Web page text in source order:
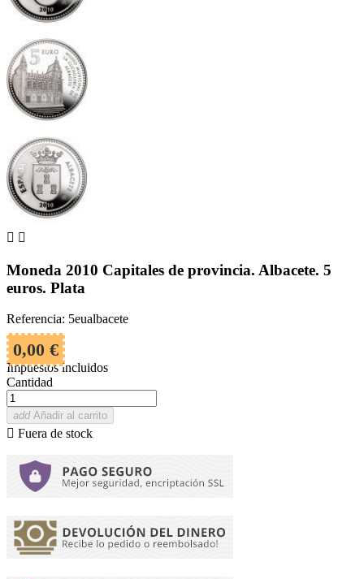
 
Moneda 2010 Capitales de provincia. Albacete. 5
euros. Plata
Referencia: 5eualbacete
0,00 €
Impuestos incluidos
Cantidad
add Añadir al carrito
 Fuera de stock